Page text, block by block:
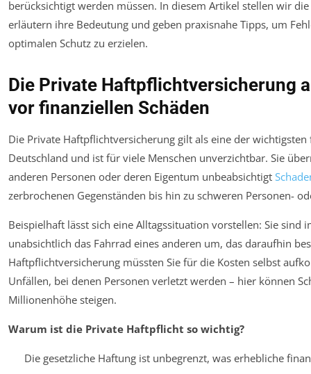
berücksichtigt werden müssen. In diesem Artikel stellen wir
erläutern ihre Bedeutung und geben praxisnahe Tipps, um
optimalen Schutz zu erzielen.
Die Private Haftpflichtversicherung
vor finanziellen Schäden
Die Private Haftpflichtversicherung gilt als eine der
Deutschland und ist für viele Menschen unverzichtbar. Sie
anderen Personen oder deren Eigentum unbeabsichtigt
zerbrochenen Gegenständen bis hin zu schweren Personen-
Beispielhaft lässt sich eine Alltagssituation vorstellen: Sie sind
unabsichtlich das Fahrrad eines anderen um, das daraufhin
Haftpflichtversicherung müssten Sie für die Kosten selbst
Unfällen, bei denen Personen verletzt werden – hier können
Millionenhöhe steigen.
Warum ist die Private Haftpflicht so wichtig?
Die gesetzliche Haftung ist unbegrenzt, was erhebliche